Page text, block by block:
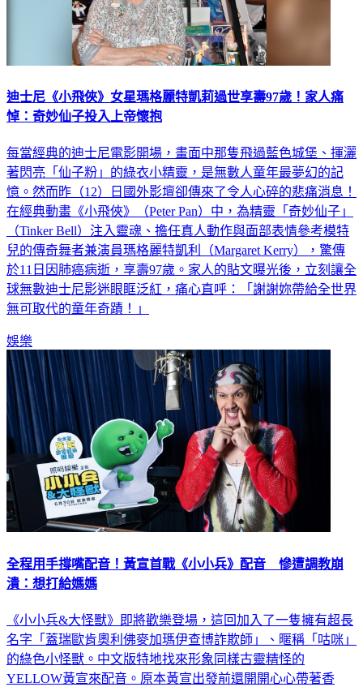
迪士尼《小飛俠》女星瑪格麗特凱莉過世享壽97歲！家人痛
悼：奇妙仙子投入上帝懷抱
每當經典的迪士尼電影開場，畫面中那隻飛過藍色城堡、揮灑
著閃亮「仙子粉」的綠衣小精靈，是無數人童年最夢幻的記
憶。然而昨（12）日國外影壇卻傳來了令人心碎的悲痛消息！
在經典動畫《小飛俠》（Peter Pan）中，為精靈「奇妙仙子」
（Tinker Bell）注入靈魂、擔任真人動作與面部表情參考模特
兒的傳奇舞者兼演員瑪格麗特凱利（Margaret Kerry），驚傳
於11日因肺癌病逝，享壽97歲。家人的貼文曝光後，立刻讓全
球無數迪士尼影迷眼眶泛紅，痛心直呼：「謝謝妳帶給全世界
無可取代的童年奇蹟！」
娛樂
全程用手撐嘴配音！黃宣首戰《小小兵》配音 慘遭調教崩
潰：想打給媽媽
《小小兵&大怪獸》即將歡樂登場，這回加入了一隻擁有超長
名字「蓋瑞歐肯奧利佛麥加瑪伊查博詐欺師」、暱稱「咕咪」
的綠色小怪獸。中文版特地找來形象同樣古靈精怪的
YELLOW黃宣來配音。原本黃宣出發前還開開心心帶著香